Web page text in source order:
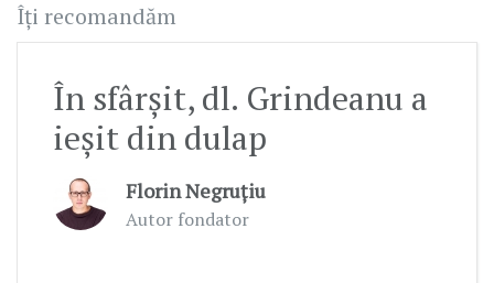
Îți recomandăm
În sfârșit, dl. Grindeanu a
ieșit din dulap
Florin Negruțiu
Autor fondator